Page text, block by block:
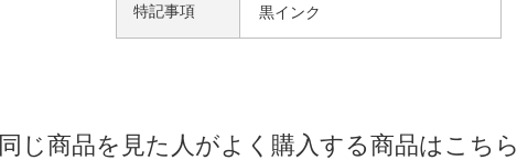
特記事項 黒インク
同じ商品を見た人がよく購入する商品はこちら